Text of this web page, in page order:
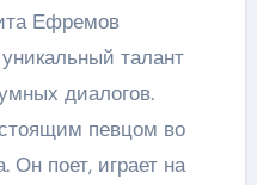
Ефремов
талант
диалогов.
певцом во
Он поет, играет на